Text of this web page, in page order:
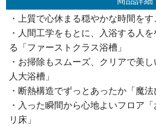
・上質で心休まる穏やかな時間をす
・人間工学をもとに、入浴する人
る「ファーストクラス浴槽」
・お掃除もスムーズ、クリアで美
人大浴槽」
・断熱構造でずっとあったか「魔法
・入った瞬間から心地よいフロア
リ床」